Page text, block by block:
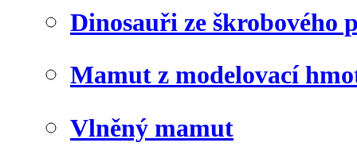
Dinosauři ze škrobového
Mamut z modelovací
Vlněný mamut